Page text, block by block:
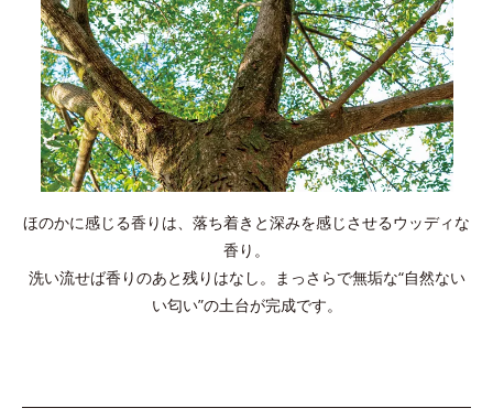
ほのかに感じる香りは、落ち着きと深みを感じさせるウッディな
香り。
洗い流せば香りのあと残りはなし。まっさらで無垢な“自然ない
い匂い”の土台が完成です。